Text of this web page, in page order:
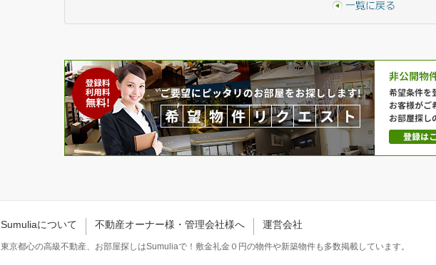
Sumuliaについて 不動産オーナー様・管理会社様へ 運営会社
東京都心の高級不動産、お部屋探しはSumuliaで！敷金礼金０円の物件や新築物件も多数掲載しています。